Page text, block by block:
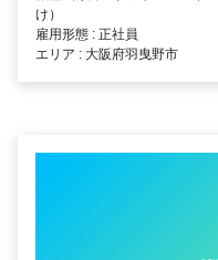
け）
雇用形態 : 正社員
エリア : 大阪府羽曳野市